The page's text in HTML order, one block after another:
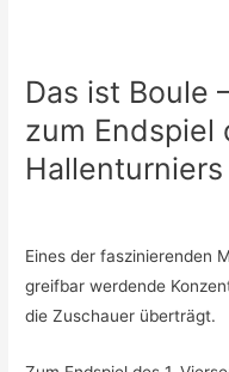
Das ist Boule
zum Endspiel
Hallenturniers
Eines der faszinierenden
greifbar werdende
die Zuschauer überträgt.